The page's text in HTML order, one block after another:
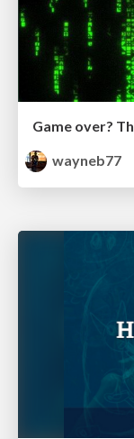
wayneb77